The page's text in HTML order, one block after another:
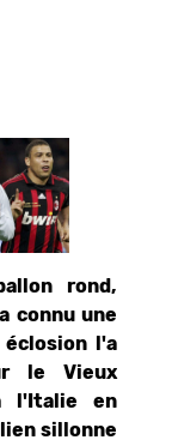
rond,
connu une
l'a
le Vieux
l'Italie en
sillonne